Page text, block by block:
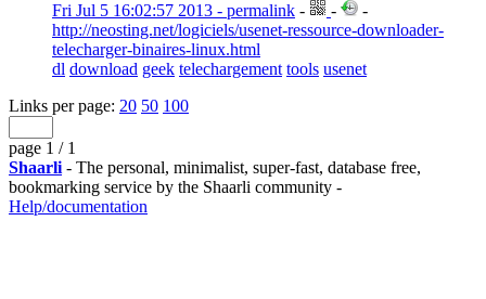
Fri Jul 5 16:02:57 2013 - permalink - -
-
http://neosting.net/logiciels/usenet-ressource-downloader-
telecharger-binaires-linux.html
dl download geek telechargement tools usenet
Links per page: 20 50 100
page 1 / 1
Shaarli - The personal, minimalist, super-fast, database free,
bookmarking service by the Shaarli community -
Help/documentation